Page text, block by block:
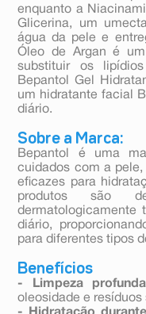
enquanto a
Glicerina, um
água da pele e
Óleo de Argan é
substituir os
Bepantol Gel
um hidratante facial
diário.
Sobre a Marca:
Bepantol é uma
cuidados com a
eficazes para
produtos são
dermatologicamente
diário,
para diferentes tipos
Benefícios
- Limpeza
oleosidade e resíduos